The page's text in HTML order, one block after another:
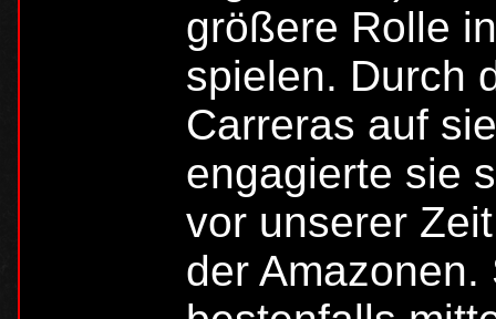
größere Rolle
spielen. Durch
Carreras auf
engagierte sie
vor unserer
der